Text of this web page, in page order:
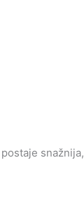
snažnija,